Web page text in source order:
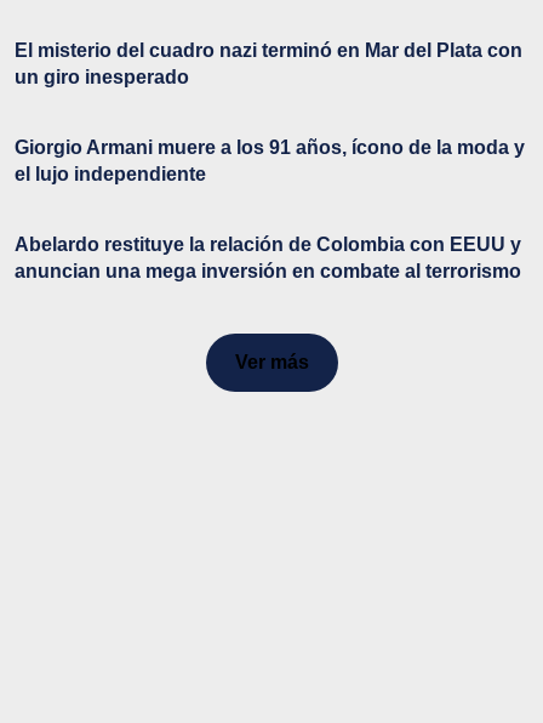
El misterio del cuadro nazi terminó en Mar del Plata con
un giro inesperado
Giorgio Armani muere a los 91 años, ícono de la moda y
el lujo independiente
Abelardo restituye la relación de Colombia con EEUU y
anuncian una mega inversión en combate al terrorismo
Ver más